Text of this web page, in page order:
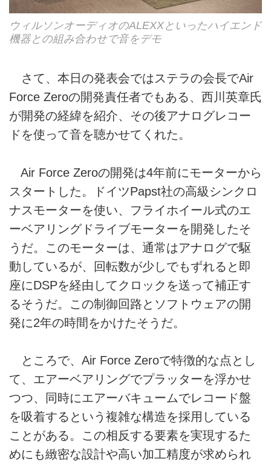
ウィルソンオーディオのALEXXといったハイエンド
機器との組み合わせで音をデモ
さて、本日の発表会ではステラの会長でAir
Force Zeroの開発責任者でもある、西川英章氏
が開発の経緯を紹介、その後アナログレコー
ドを使って音を聴かせてくれた。
Air Force Zeroの開発は4年前にモーターから
スタートした。ドイツPapst社の高級シンクロ
ナスモーターを使い、フライホイール式のエ
ーベアリングドライブモーターを開発したそ
うだ。このモーターは、通常はアナログで駆
動しているが、回転数が少しでもずれると即
座にDSPを経由してクロックを送って補正す
るそうだ。この制御回路とソフトウェアの開
発に2年の時間をかけたそうだ。
ところで、Air Force Zeroで特徴的な点とし
て、エアーベアリングでプラッターを浮かせ
つつ、同時にエアーバキュームでレコード盤
を吸着するという複雑な構造を採用している
ことがある。この相反する要素を実現するた
めにも緻密な設計や高い加工精度が求められ